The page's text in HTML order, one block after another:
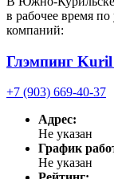
в рабочее время
компаний:
Глэмпинг
+7 (903) 669-40-37
Адрес:
Не указан
График
Не указан